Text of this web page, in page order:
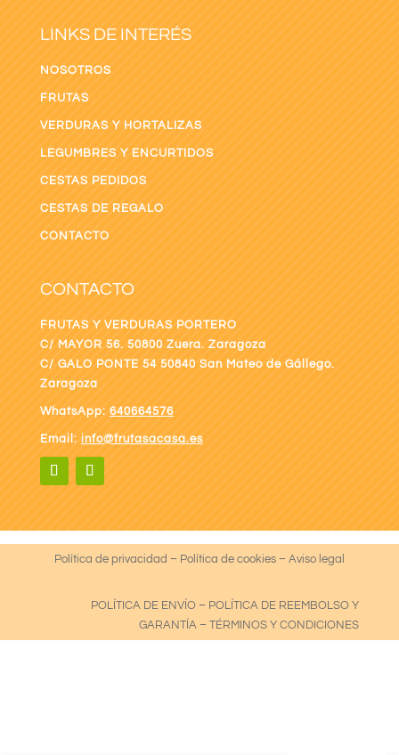
LINKS DE INTERÉS
NOSOTROS
FRUTAS
VERDURAS Y HORTALIZAS
LEGUMBRES Y ENCURTIDOS
CESTAS PEDIDOS
CESTAS DE REGALO
CONTACTO
CONTACTO
FRUTAS Y VERDURAS PORTERO
C/ MAYOR 56. 50800 Zuera. Zaragoza
C/ GALO PONTE 54 50840 San Mateo de Gállego.
Zaragoza
WhatsApp: 640664576
Email: info@frutasacasa.es
Política de privacidad – Política de cookies– Aviso legal
POLÍTICA DE ENVÍO – POLÍTICA DE REEMBOLSO Y
GARANTÍA –TÉRMINOS Y CONDICIONES